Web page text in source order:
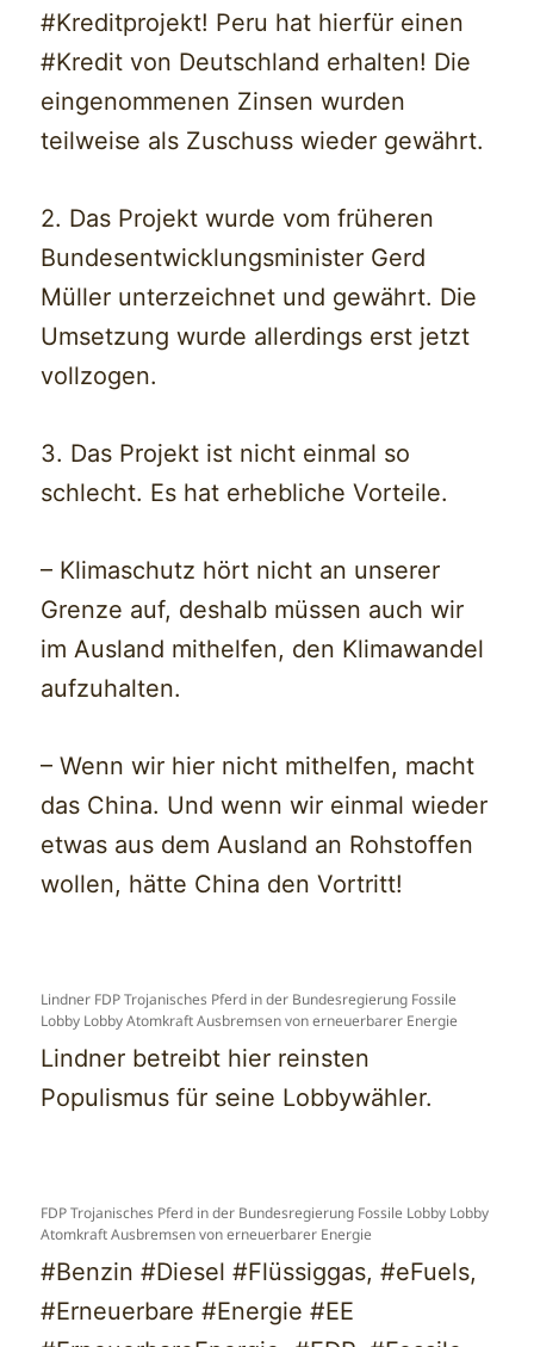
#Kreditprojekt! Peru hat hierfür einen
#Kredit von Deutschland erhalten! Die
eingenommenen Zinsen wurden
teilweise als Zuschuss wieder gewährt.
2. Das Projekt wurde vom früheren
Bundesentwicklungsminister Gerd
Müller unterzeichnet und gewährt. Die
Umsetzung wurde allerdings erst jetzt
vollzogen.
3. Das Projekt ist nicht einmal so
schlecht. Es hat erhebliche Vorteile.
– Klimaschutz hört nicht an unserer
Grenze auf, deshalb müssen auch wir
im Ausland mithelfen, den Klimawandel
aufzuhalten.
– Wenn wir hier nicht mithelfen, macht
das China. Und wenn wir einmal wieder
etwas aus dem Ausland an Rohstoffen
wollen, hätte China den Vortritt!
Lindner FDP Trojanisches Pferd in der Bundesregierung Fossile
Lobby Lobby Atomkraft Ausbremsen von erneuerbarer Energie
Lindner betreibt hier reinsten
Populismus für seine Lobbywähler.
FDP Trojanisches Pferd in der Bundesregierung Fossile Lobby Lobby
Atomkraft Ausbremsen von erneuerbarer Energie
#Benzin #Diesel #Flüssiggas, #eFuels,
#Erneuerbare #Energie #EE